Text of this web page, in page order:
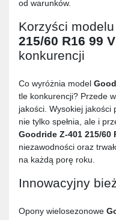
od warunków.
Korzyści modelu
215/60 R16 99
konkurencji
Co wyróżnia model
tle konkurencji? Przede
jakości. Wysokiej jakości
nie tylko spełnia, ale i
Goodride Z-401 215/60
niezawodności oraz
na każdą porę roku.
Innowacyjny
Opony wielosezonowe